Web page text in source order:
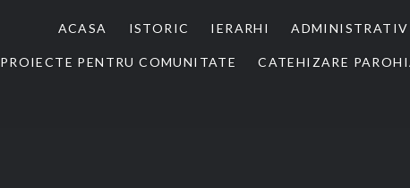
ACASA ISTORIC IERARHI ADMINISTRATIV
PROIECTE PENTRU COMUNITATE CATEHIZARE